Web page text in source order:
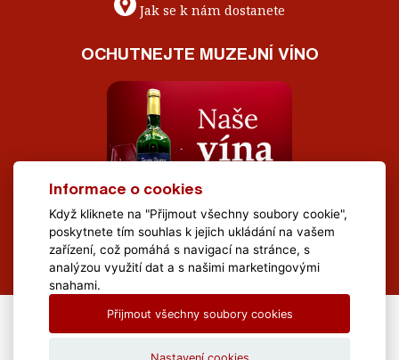
Jak se k nám dostanete
OCHUTNEJTE MUZEJNÍ VÍNO
All Rights Reserved Muzeum Brněnska © 2020, Webdesign by
Informace o cookies
Když kliknete na "Přijmout všechny soubory cookie",
poskytnete tím souhlas k jejich ukládání na vašem
zařízení, což pomáhá s navigací na stránce, s
analýzou využití dat a s našimi marketingovými
snahami.
Přijmout všechny soubory cookies